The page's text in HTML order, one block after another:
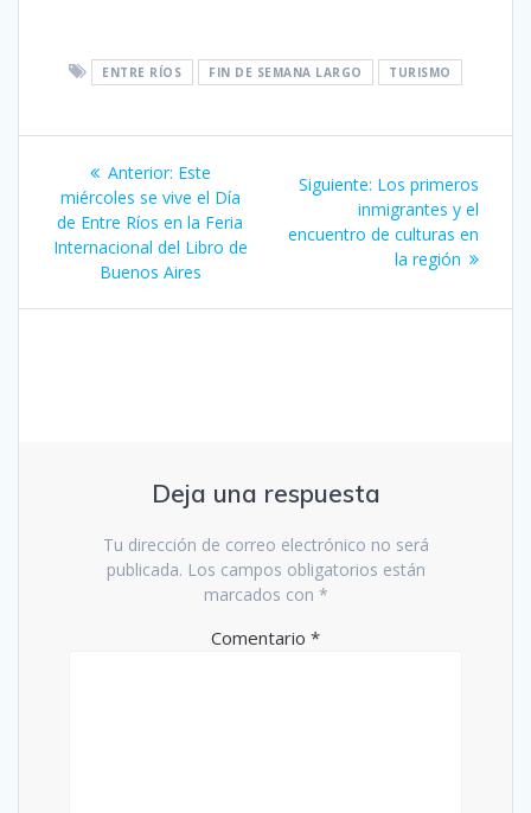
ENTRE RÍOS FIN DE SEMANA LARGO TURISMO
Navegación
de
entradas
Anterior: Entrada
anterior:
Este
miércoles se vive el Día
de Entre Ríos en la Feria
Internacional del Libro de
Buenos Aires
Siguiente: Siguiente
entrada:
Los primeros
inmigrantes y el
encuentro de culturas en
la región
Deja una respuesta
Tu dirección de correo electrónico no será
publicada. Los campos obligatorios están
marcados con *
Comentario *